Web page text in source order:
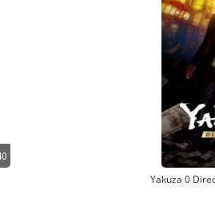
Yakuza 0